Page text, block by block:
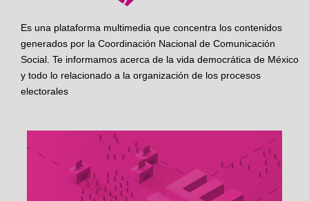
Es una plataforma multimedia que concentra los contenidos
generados por la Coordinación Nacional de Comunicación
Social. Te informamos acerca de la vida democrática de México
y todo lo relacionado a la organización de los procesos
electorales